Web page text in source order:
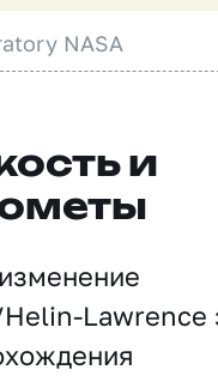
NASA
и
Lawrence